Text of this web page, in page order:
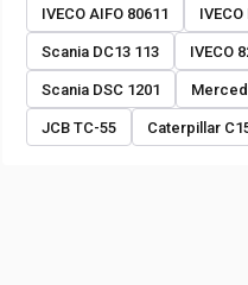
IVECO AIFO 80611
Scania DC13 113 IVECO
Scania DSC 1201
JCB TC-55 Caterpillar